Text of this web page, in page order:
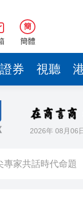
簡
簡體
證券 視聽
2026年 08月06
儒煥新升級 五組數
全國政協委員考
儋州以舊換新帶動
閱讀活動解鎖閱
吳良好：依法公正
專家共話時代命題